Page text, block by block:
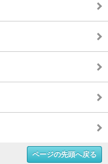
ページの先頭へ戻る